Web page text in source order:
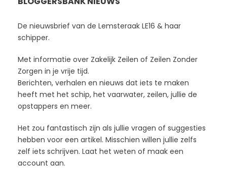
De nieuwsbrief van de Lemsteraak LE16 & haar
schipper.
Met informatie over Zakelijk Zeilen of Zeilen Zonder
Zorgen in je vrije tijd.
Berichten, verhalen en nieuws dat iets te maken
heeft met het schip, het vaarwater, zeilen, jullie de
opstappers en meer.
Het zou fantastisch zijn als jullie vragen of suggesties
hebben voor een artikel. Misschien willen jullie zelfs
zelf iets schrijven. Laat het weten of maak een
account aan.